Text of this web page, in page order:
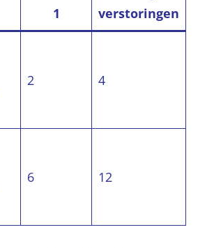
1
verstoringen
2 4
6 12